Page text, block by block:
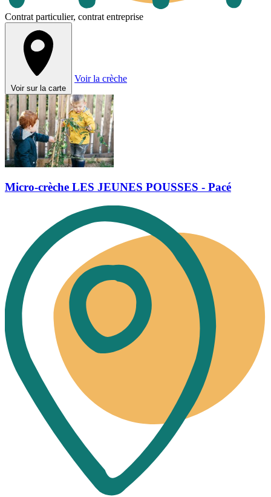
Contrat particulier, contrat entreprise
Voir sur la carte
Voir la crèche
Micro-crèche LES JEUNES POUSSES - Pacé